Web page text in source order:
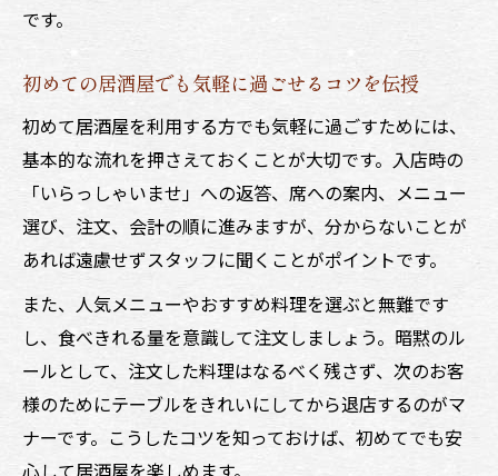
マナー
居酒屋で恥をかかない気軽な振る舞い方の
基本
気軽な居酒屋でも暗黙ルールを意識した行
動術
リーズナブルに楽しむ居酒屋活用術
居酒屋を気軽にリーズナブルに楽しむコツ
を伝授
安く楽しめる居酒屋の見極め方と選び方の
コツ
気軽な居酒屋でお得に楽しむための工夫と
です。
初めての居酒屋でも気軽に過ごせるコツを伝授
初めて居酒屋を利用する方でも気軽に過ごすためには、
基本的な流れを押さえておくことが大切です。入店時の
「いらっしゃいませ」への返答、席への案内、メニュー
選び、注文、会計の順に進みますが、分からないことが
あれば遠慮せずスタッフに聞くことがポイントです。
また、人気メニューやおすすめ料理を選ぶと無難です
し、食べきれる量を意識して注文しましょう。暗黙のル
ールとして、注文した料理はなるべく残さず、次のお客
様のためにテーブルをきれいにしてから退店するのがマ
ナーです。こうしたコツを知っておけば、初めてでも安
心して居酒屋を楽しめます。